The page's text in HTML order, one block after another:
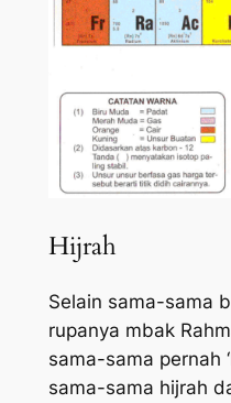
Hijrah
Selain sama-sama
rupanya mbak
sama-sama pernah
sama-sama hijrah